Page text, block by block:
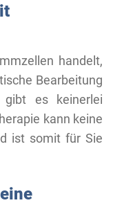
handelt,
Bearbeitung
gibt es keinerlei
kann keine
ist somit für Sie